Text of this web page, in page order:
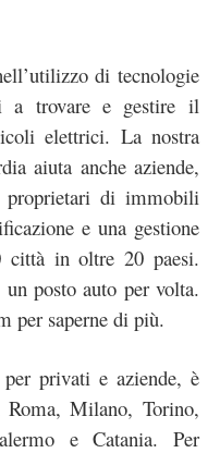
di tecnologie
a trovare e gestire il
elettrici. La nostra
aiuta anche aziende,
proprietari di immobili
e una gestione
in oltre 20 paesi.
posto auto per volta.
per saperne di più.
privati e aziende, è
Milano, Torino,
e Catania. Per